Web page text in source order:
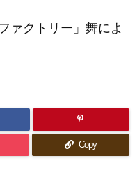
ァクトリー」舞によ
Copy